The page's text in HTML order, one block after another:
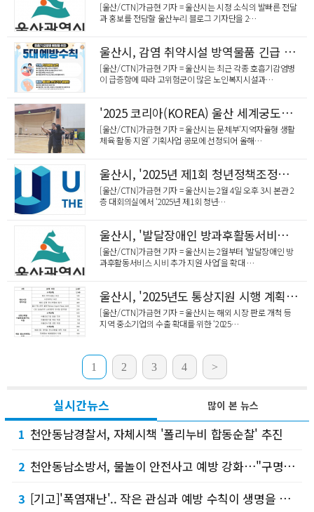
[울산/CTN]가금현 기자 = 울산시는 시정 소식의 발빠른 전달
과 홍보를 전담할 울산누리 블로그 기자단을 2…
울산시, 감염 취약시설 방역물품 긴급 지원
[울산/CTN]가금현 기자 = 울산시는 최근 각종 호흡기감염병
이 급증함에 따라 고위험군이 많은 노인복지시설과…
'2025 코리아(KOREA) 울산 세계궁도대회' 준비 박차
[울산/CTN]가금현 기자 = 울산시는 문체부‘지역자율형 생활
체육 활동 지원’ 기획사업 공모에 선정되어 올해…
울산시, '2025년 제1회 청년정책조정위원회' 개최
[울산/CTN]가금현 기자 = 울산시는 2월 4일 오후 3시 본관 2
층 대회의실에서 ‘2025년 제1회 청년…
울산시, '발달장애인 방과후활동서비스' 확대 운영
[울산/CTN]가금현 기자 = 울산시는 2월부터 ‘발달장애인 방
과후활동서비스 시비 추가 지원 사업’을 확대 …
울산시, '2025년도 통상지원 시행 계획' 마련
[울산/CTN]가금현 기자 = 울산시는 해외 시장 판로 개척 등
지역 중소기업의 수출 확대를 위한 ‘2025…
1 2 3 4 >
실시간뉴스
1 천안동남경찰서, 자체시책 '폴리누비 합동순찰' 추진
2 천안동남소방서, 물놀이 안전사고 예방 강화…"구명조끼 무료로 빌려가세요"
3 [기고]'폭염재난'.. 작은 관심과 예방 수칙이 생명을 지킵니다.
많이 본 뉴스